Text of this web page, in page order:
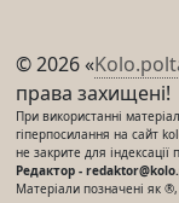
© 2026 «
права захищені!
При використанні
гіперпосилання на сайт
не закрите для
Редактор -
Матеріали позначені як